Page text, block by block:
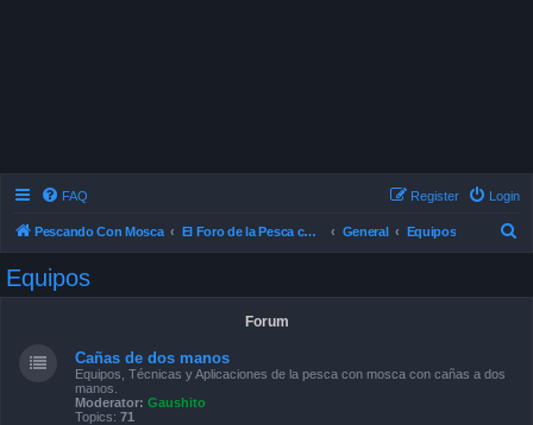
FAQ Login
Register
Pescando Con Mosca El Foro de la Pesca con Mosca en Chile General Equipos
Equipos
Forum
Cañas de dos manos
Equipos, Técnicas y Aplicaciones de la pesca con mosca con cañas a dos
manos.
Moderator: Gaushito
Topics: 71